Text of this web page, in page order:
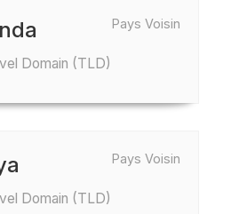
Pays Voisin
Domain (TLD)
Pays Voisin
Domain (TLD)